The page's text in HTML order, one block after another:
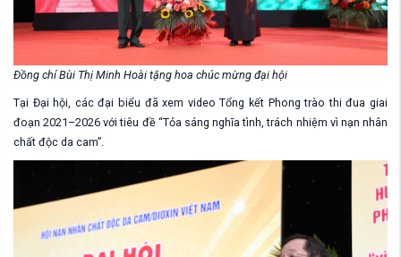
Đồng chí Bùi Thị Minh Hoài tặng hoa chúc mừng đại hội
Tại Đại hội, các đại biểu đã xem video Tổng kết Phong trào thi đua giai
đoạn 2021–2026 với tiêu đề “Tỏa sáng nghĩa tình, trách nhiệm vì nạn nhân
chất độc da cam”.